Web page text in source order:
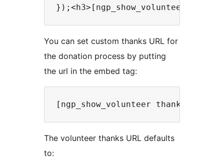
You can set custom thanks URL for
the donation process by putting
the url in the embed tag:
The volunteer thanks URL defaults
to: